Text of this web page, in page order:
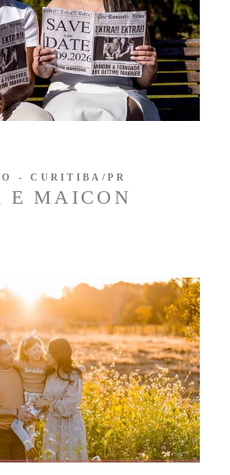
E MAICON
- CURITIBA/PR